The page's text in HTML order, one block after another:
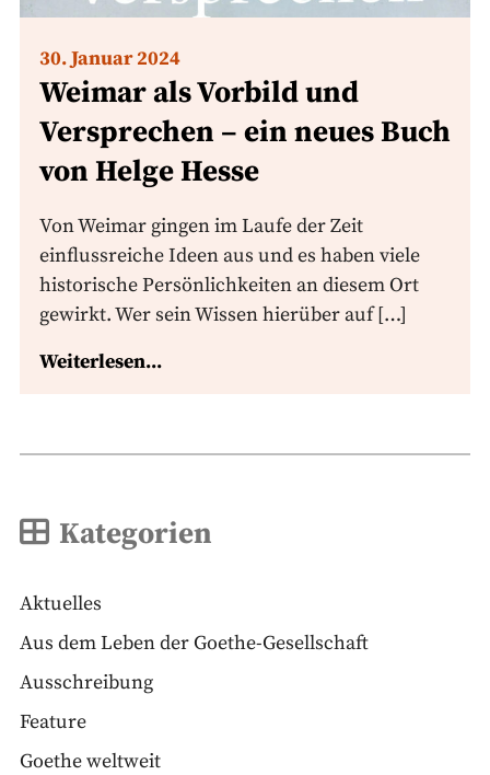
30. Januar 2024
Weimar als Vorbild und
Versprechen – ein neues Buch
von Helge Hesse
Von Weimar gingen im Laufe der Zeit
einflussreiche Ideen aus und es haben viele
historische Persönlichkeiten an diesem Ort
gewirkt. Wer sein Wissen hierüber auf […]
Weiterlesen...
Kategorien
Aktuelles
Aus dem Leben der Goethe-Gesellschaft
Ausschreibung
Feature
Goethe weltweit